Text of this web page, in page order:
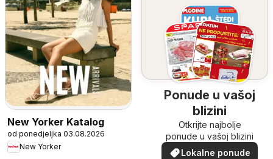
New Yorker Katalog
od ponedjeljka 03.08.2026
New Yorker
Ponude u vašoj
blizini
Otkrijte najbolje
ponude u vašoj blizini
Lokalne ponude